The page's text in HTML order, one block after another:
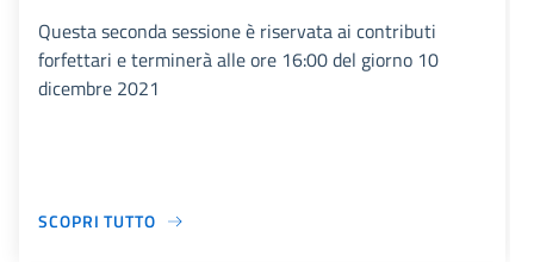
Questa seconda sessione è riservata ai contributi
forfettari e terminerà alle ore 16:00 del giorno 10
dicembre 2021
SCOPRI TUTTO